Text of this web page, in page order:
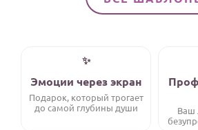
Календарь праздников
КОМУ
Женщине
✨
Эмоции через экран
Подарок, который трогает
до самой глубины души
Ваш